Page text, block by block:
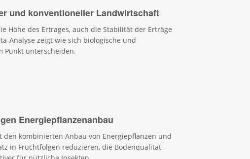
und konventioneller Landwirtschaft
Höhe des Ertrages, auch die Stabilität der Erträge
Analyse zeigt wie sich biologische und
Punkt unterscheiden.
Energiepflanzenanbau
kombinierten Anbau von Energiepflanzen und
in Fruchtfolgen reduzieren, die Bodenqualität